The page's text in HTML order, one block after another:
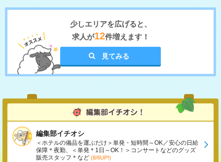
少しエリアを広げると、
求人が12件増えます！
見てみる
編集部イチオシ
＜ホテルの備品を運ぶだけ＞単発・短時間～OK／安心の日給
保障＊夜勤、＜単発＊1日～OK！＞コンサートなどのグッズ
販売スタッフ＊など (8/6UP!)